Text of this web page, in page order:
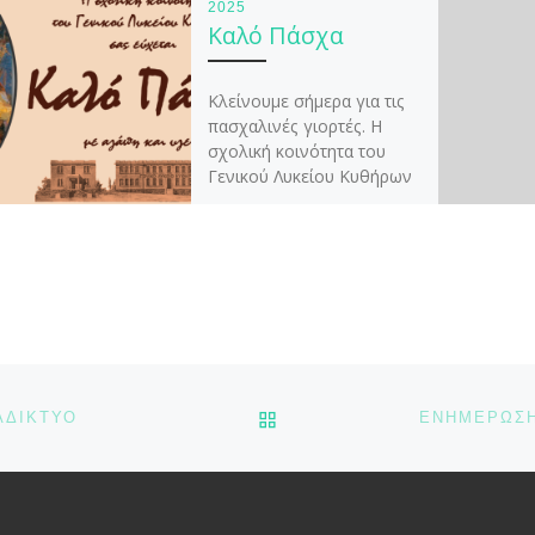
2025
Καλό Πάσχα
Κλείνουμε σήμερα για τις
πασχαλινές γιορτές. Η
σχολική κοινότητα του
Γενικού Λυκείου Κυθήρων
ΠΊΣΩ ΣΤΗΝ ΛΊΣΤΑ